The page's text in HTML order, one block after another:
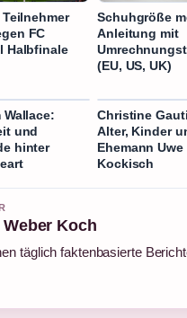
FC
Halbfinale
Schuhgröße
Anleitung mit
(EU, US, UK)
Wallace:
und
hinter
Christine
Alter, Kinder
Ehemann Uwe
Kockisch
Koch
täglich faktenbasierte